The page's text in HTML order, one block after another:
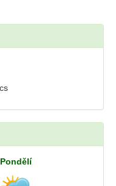
Pondělí